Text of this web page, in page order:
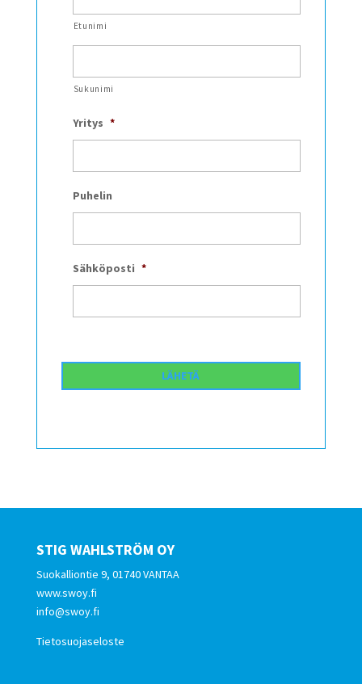
Etunimi
Sukunimi
Yritys *
Puhelin
Sähköposti *
STIG WAHLSTRÖM OY
Suokalliontie 9, 01740 VANTAA
www.swoy.fi
info@swoy.fi
Tietosuojaseloste